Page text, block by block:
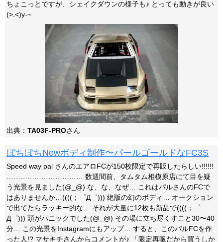
ちょこっとですが、シェイクダウンの様子も♪ とっても動きが良い
(>.<)y-~
出典： TA03F-PROさん
ぼちぼちNewボディ制作〜パールゴールドなFC3S
Speed way pal さんのエアロFCが150枚限定で再販したらしい!!!!!!
…………………………… 数週間前、タムタム相模原店にて目を疑
う光景を見ました(@_@) な、な、なぜ… これはパルさんのFCで
はありませんか…((((；゜Д゜))) 絶版の幻のボディ… オークション
で出てたらラッキー的な… それが大量に12枚も新品で((((；゜
Д゜))) 頭がパニックでした(@_@) その場に立ち尽くすこと30〜40
分… この光景をInstagramにもアップ… すると、このパルFCを作
った人!? マサキチさんからコメントが♪ 「限定再販だから買うしか